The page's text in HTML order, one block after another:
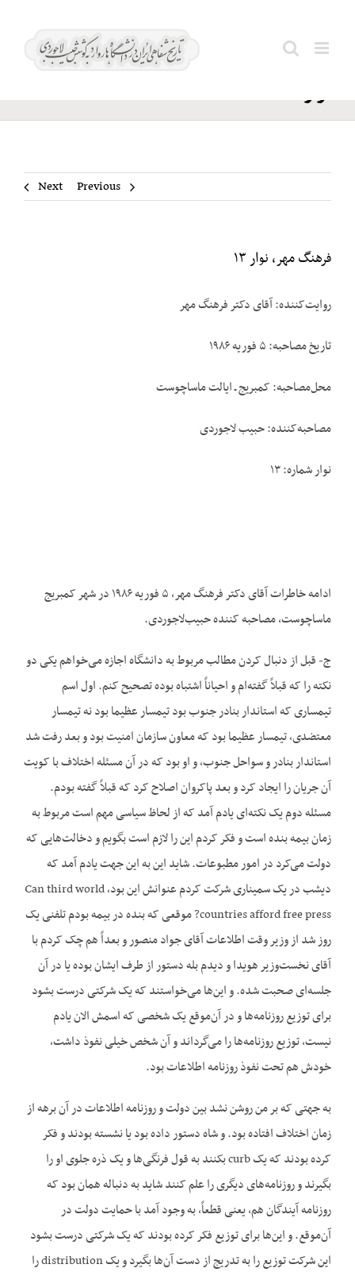
مهر،
نوار ۱۳
Previous
Next
فرهنگ مهر، نوار ۱۳
روایت‌کننده: آقای دکتر فرهنگ مهر
تاریخ مصاحبه: ۵ فوریه ۱۹۸۶
محل‌مصاحبه: کمبریج ـ ایالت ماساچوست
مصاحبه‌کننده: حبیب لاجوردی
نوار شماره: ۱۳
ادامه خاطرات آقای دکتر فرهنگ مهر، ۵ فوریه ۱۹۸۶ در شهر کمبریج
ماساچوست، مصاحبه کننده حبیب‌لاجوردی.
ج- قبل از دنبال کردن مطالب مربوط به دانشگاه اجازه می‌خواهم یکی دو
نکته را که قبلاً گفته‌ام و احیاناً اشتباه بوده تصحیح کنم. اول اسم
تیمساری که استاندار بنادر جنوب بود تیمسار عظیما بود نه تیمسار
معتضدی، تیمسار عظیما بود که معاون سازمان امنیت بود و بعد رفت شد
استاندار بنادر و سواحل جنوب، و او بود که در آن مسئله اختلاف با کویت
آن جریان را ایجاد کرد و بعد پاکروان اصلاح کرد که قبلاً گفته بودم.
مسئله دوم یک نکته‌ای یادم آمد که از لحاظ سیاسی مهم است مربوط به
زمان بیمه بنده است و فکر کردم این را لازم است بگویم و دخالت‌هایی که
دولت می‌کرد در امور مطبوعات. شاید این به این جهت یادم آمد که
دیشب در یک سمیناری شرکت کردم عنوانش این بود، Can third world
countries afford free press? موقعی که بنده در بیمه بودم تلفنی یک
روز شد از وزیر وقت اطلاعات آقای جواد منصور و بعداً هم چک کردم با
آقای نخست‌وزیر هویدا و دیدم بله دستور از طرف ایشان بوده یا در آن
جلسه‌ای صحبت شده. و این‌ها می‌خواستند که یک شرکتی درست بشود
برای توزیع روزنامه‌ها و در آن‌موقع یک شخصی که اسمش الان یادم
نیست، توزیع روزنامه‌ها را می‌گرداند و آن شخص خیلی نفوذ داشت،
خودش هم تحت نفوذ روزنامه اطلاعات بود.
به جهتی که بر من روشن نشد بین دولت و روزنامه اطلاعات در آن برهه از
زمان اختلاف افتاده بود. و شاه دستور داده بود یا نشسته بودند و فکر
کرده بودند که یک curb بکنند به قول فرنگی‌ها و یک ذره جلوی او را
بگیرند و روزنامه‌های دیگری را علم کنند شاید به دنباله همان بود که
روزنامه آیندگان هم، یعنی قطعاً، به وجود آمد با حمایت دولت در
آن‌موقع. و این‌ها برای توزیع فکر کرده بودند که یک شرکتی درست بشود
این شرکت توزیع را به تدریج از دست آن‌ها بگیرد و یک distribution را